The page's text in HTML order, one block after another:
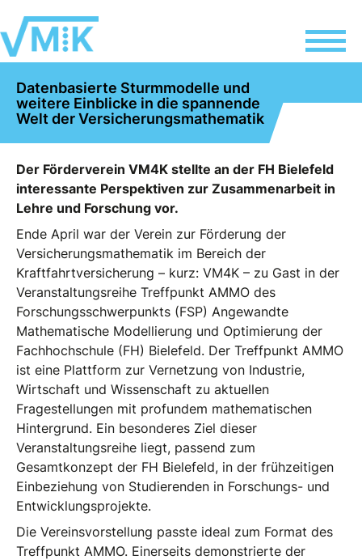
Datenbasierte Sturmmodelle und
weitere Einblicke in die spannende
Welt der Versicherungsmathematik
Der Förderverein VM4K stellte an der FH Bielefeld
interessante Perspektiven zur Zusammenarbeit in
Lehre und Forschung vor.
Ende April war der Verein zur Förderung der
Versicherungsmathematik im Bereich der
Kraftfahrtversicherung – kurz: VM4K – zu Gast in der
Veranstaltungsreihe Treffpunkt AMMO des
Forschungsschwerpunkts (FSP) Angewandte
Mathematische Modellierung und Optimierung der
Fachhochschule (FH) Bielefeld. Der Treffpunkt AMMO
ist eine Plattform zur Vernetzung von Industrie,
Wirtschaft und Wissenschaft zu aktuellen
Fragestellungen mit profundem mathematischen
Hintergrund. Ein besonderes Ziel dieser
Veranstaltungsreihe liegt, passend zum
Gesamtkonzept der FH Bielefeld, in der frühzeitigen
Einbeziehung von Studierenden in Forschungs- und
Entwicklungsprojekte.
Die Vereinsvorstellung passte ideal zum Format des
Treffpunkt AMMO. Einerseits demonstrierte der